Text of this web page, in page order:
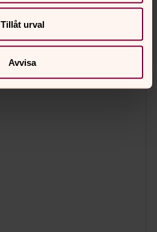
Tillåt urval
Avvisa